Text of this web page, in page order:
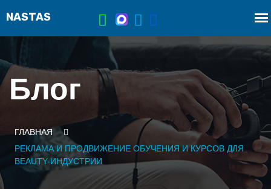
Блог
ГЛАВНАЯ
РЕКЛАМА И ПРОДВИЖЕНИЕ ОБУЧЕНИЯ И КУРСОВ ДЛЯ
BEAUTY-ИНДУСТРИИ